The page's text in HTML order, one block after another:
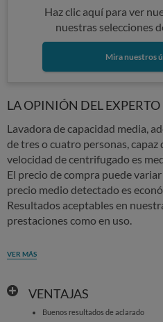
Haz clic aquí para ver
nuestras selecciones
Mira nuestros
LA OPINIÓN DEL EXPERTO
Lavadora de capacidad media,
de tres o cuatro personas, capaz
velocidad de centrifugado es
El precio de compra puede
precio medio detectado es
Resultados aceptables en
prestaciones como en uso.
VER MÁS
VENTAJAS
Buenos resultados de aclarado